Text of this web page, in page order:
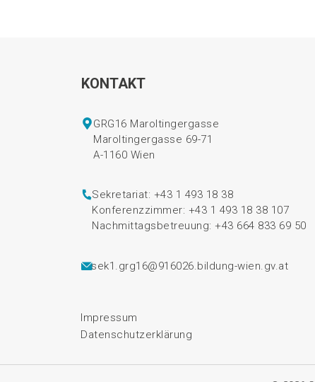
KONTAKT
GRG16 Maroltingergasse
Maroltingergasse 69-71
A-1160 Wien
Sekretariat: +43 1 493 18 38
Konferenzzimmer: +43 1 493 18 38 107
Nachmittagsbetreuung: +43 664 833 69 50
sek1.grg16@916026.bildung-wien.gv.at
Impressum
Datenschutzerklärung